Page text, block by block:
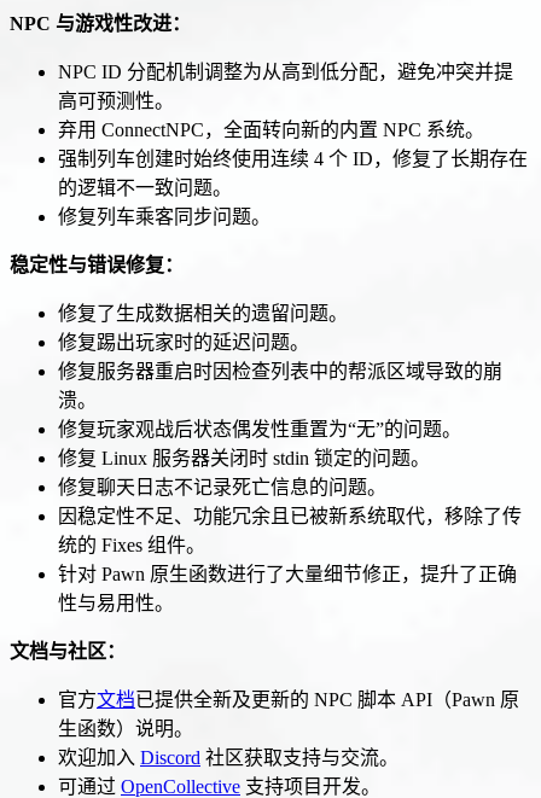
NPC 与游戏性改进：
NPC ID 分配机制调整为从高到低分配，避免冲突并提
高可预测性。
弃用 ConnectNPC，全面转向新的内置 NPC 系统。
强制列车创建时始终使用连续 4 个 ID，修复了长期存在
的逻辑不一致问题。
修复列车乘客同步问题。
稳定性与错误修复：
修复了生成数据相关的遗留问题。
修复踢出玩家时的延迟问题。
修复服务器重启时因检查列表中的帮派区域导致的崩
溃。
修复玩家观战后状态偶发性重置为“无”的问题。
修复 Linux 服务器关闭时 stdin 锁定的问题。
修复聊天日志不记录死亡信息的问题。
因稳定性不足、功能冗余且已被新系统取代，移除了传
统的 Fixes 组件。
针对 Pawn 原生函数进行了大量细节修正，提升了正确
性与易用性。
文档与社区：
官方文档已提供全新及更新的 NPC 脚本 API（Pawn 原
生函数）说明。
欢迎加入 Discord 社区获取支持与交流。
可通过 OpenCollective 支持项目开发。